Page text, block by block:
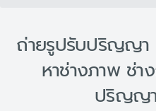
ถ่ายรูปรับปริญญ
หาช่างภาพ ช่า
ปริญญ